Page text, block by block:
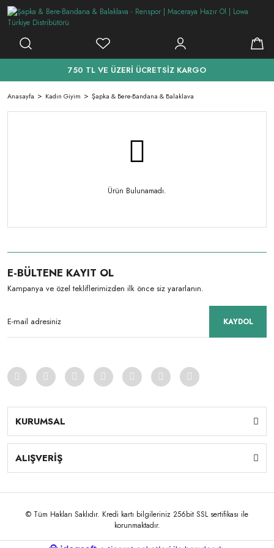
750 TL VE ÜZERİ ÜCRETSİZ KARGO
Anasayfa Kadın Giyim Şapka & Bere-Bandana & Balaklava
Ürün Bulunamadı.
E-BÜLTENE KAYIT OL
Kampanya ve özel tekliflerimizden ilk önce siz yararlanın.
KAYDOL
KURUMSAL
ALIŞVERİŞ
© Tüm Hakları Saklıdır. Kredi kartı bilgileriniz 256bit SSL sertifikası ile
korunmaktadır.